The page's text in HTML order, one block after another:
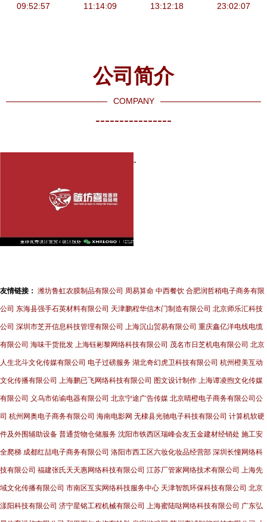
价值提炼与
09:52:57
11:14:09
设计用心与
13:12:18
数与实操要
23:02:07
公司简介
COMPANY
----------------
-
友情链接： 潍坊鲁虹农膜制品有限公司 周易算命 中西餐饮 合肥润哲稍电子商务有限
公司 东海县强手石英材料有限公司 天津鹏程华信木门制造有限公司 北京师乐汇科技
公司 深圳市芝开信息科技管理有限公司 上海沉山贸易有限公司 重庆鑫亿洋电线电缆
有限公司 海味干货批发 上海钰彬黎网络科技有限公司 茂名市日芝机电有限公司 北京
人生北斗文化传媒有限公司 电子过磅服务 湖北奇幻虎卫科技有限公司 杭州橙美互动
文化传播有限公司 上海鹏已飞网络科技有限公司 图文设计制作 上海谭凌煦文化传媒
有限公司 义乌市佑谕电器有限公司 北京宁途广告传媒 北京晴橙电子商务有限公司公
司 杭州网奥电子商务有限公司 海南电影网 无棣县光驰电子科技有限公司 计算机软硬
件及外围辅助设备 普通货物仓储服务 沈阳市铁西区瑞峰会友五金建材经销处 施工安
全爬梯 成都红喆电子商务有限公司 洛阳市西工区六妆化妆品经营部 深圳长憧网络科
技有限公司 福建张氏天天惠网络科技有限公司 江苏厂管家网络技术有限公司 上海先
域文化传播有限公司 市南区互实网络科技服务中心 天津智凯环保科技有限公司 北京
漾阳科技有限公司 济宁星铭工程机械有限公司 上海蜜陆哒网络科技有限公司 广东弘